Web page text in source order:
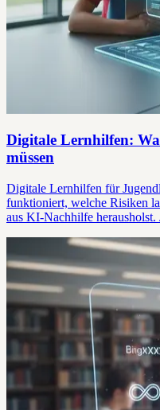
Digitale Lernhilfen:
müssen
Digitale Lernhilfen für
funktioniert, welche Risiken
aus KI-Nachhilfe herausholst.